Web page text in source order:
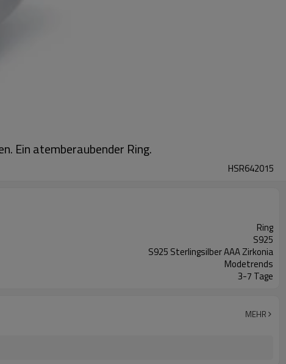
Ein atemberaubender Ring.
HSR642015
Ring
S925
S925 Sterlingsilber AAA Zirkonia
Modetrends
3-7 Tage
MEHR